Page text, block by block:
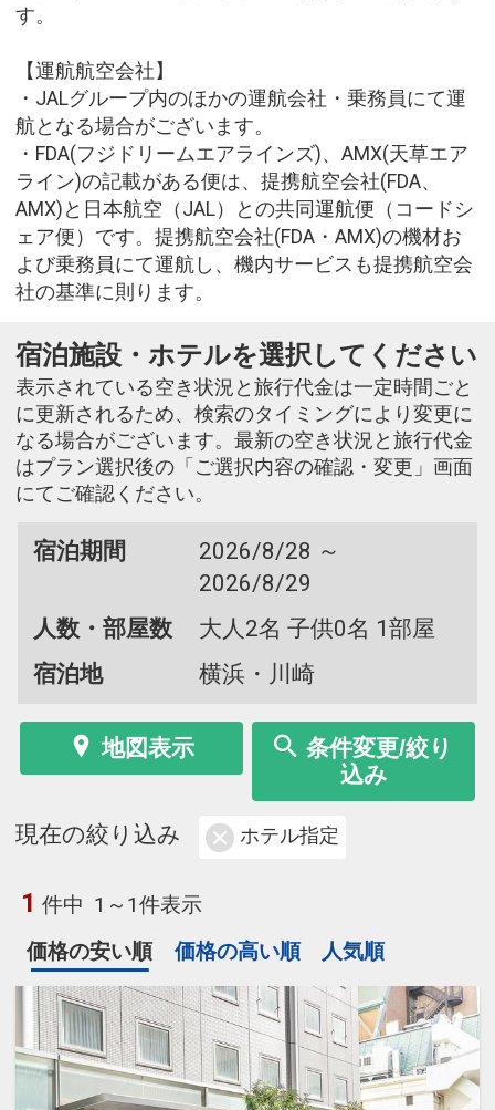
す。
【運航航空会社】
・JALグループ内のほかの運航会社・乗務員にて運
航となる場合がございます。
・FDA(フジドリームエアラインズ)、AMX(天草エア
ライン)の記載がある便は、提携航空会社(FDA、
AMX)と日本航空（JAL）との共同運航便（コードシ
ェア便）です。提携航空会社(FDA・AMX)の機材お
よび乗務員にて運航し、機内サービスも提携航空会
社の基準に則ります。
宿泊施設・ホテルを選択してください
表示されている空き状況と旅行代金は一定時間ごと
に更新されるため、検索のタイミングにより変更に
なる場合がございます。最新の空き状況と旅行代金
はプラン選択後の「ご選択内容の確認・変更」画面
にてご確認ください。
宿泊期間
2026/8/28 ～
2026/8/29
人数・部屋数
大人2名 子供0名 1部屋
宿泊地
横浜・川崎
地図表示
条件変更/絞り
込み
現在の絞り込み ホテル指定
1 件中 1～1件表示
価格の安い順
価格の高い順 人気順